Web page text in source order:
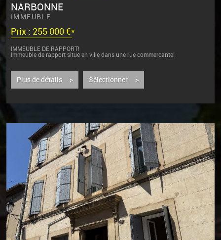
NARBONNE
IMMEUBLE
Prix : 255 000 €*
IMMEUBLE DE RAPPORT!
Immeuble de rapport situé en ville dans une rue commercante!
- au rez-de-chaussée d'un local commercial actuellement loué 380...
Plus de détails > Sélectionner >